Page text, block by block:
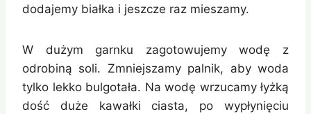
dodajemy białka i jeszcze raz mieszamy.
W dużym garnku zagotowujemy wodę z
odrobiną soli. Zmniejszamy palnik, aby woda
tylko lekko bulgotała. Na wodę wrzucamy łyżką
dość duże kawałki ciasta, po wypłynięciu